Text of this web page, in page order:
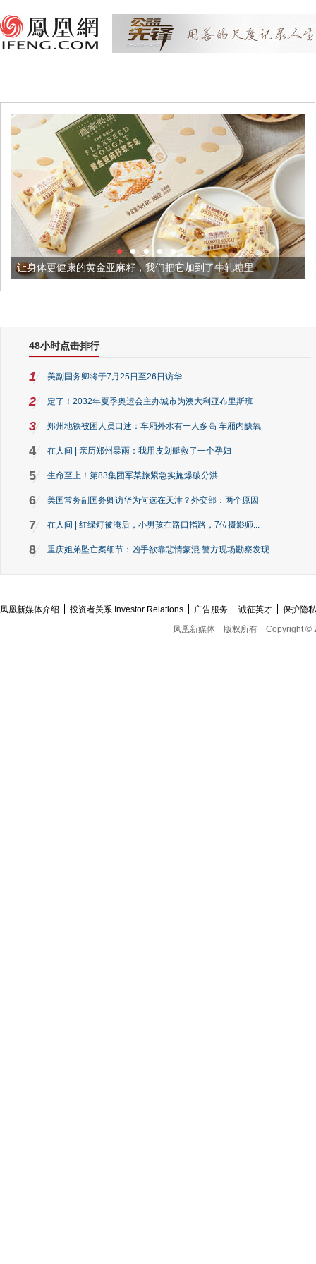
亚麻籽，我们把它加到了牛轧糖里 被列入佛家七宝的它
48小时点击排行
1 美副国务卿将于7月25日至26日访华
2 定了！2032年夏季奥运会主办城市为澳大利亚布里斯班
3 郑州地铁被困人员口述：车厢外水有一人多高 车厢内缺氧
4 在人间 | 亲历郑州暴雨：我用皮划艇救了一个孕妇
5 生命至上！第83集团军某旅紧急实施爆破分洪
6 美国常务副国务卿访华为何选在天津？外交部：两个原因
7 在人间 | 红绿灯被淹后，小男孩在路口指路，7位摄影师...
8 重庆姐弟坠亡案细节：凶手欲靠悲情蒙混 警方现场勘察发现...
凤凰新媒体介绍 投资者关系 Investor Relations 广告服务 诚征英才
保护隐
凤凰新媒体
版权所有 Copyright ©